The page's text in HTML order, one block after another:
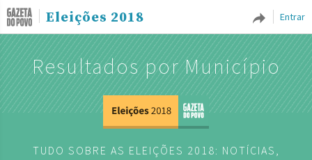
Entrar
Eleições 2018
Resultados por Município
TUDO SOBRE AS ELEIÇÕES 2018: NOTÍCIAS,